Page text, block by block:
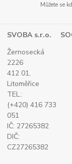
Můžete se
SVOBA s.r.o.
Žernosecká
2226
412 01,
Litoměřice
TEL.:
(+420) 416 733
051
IČ: 27265382
DIČ:
CZ27265382